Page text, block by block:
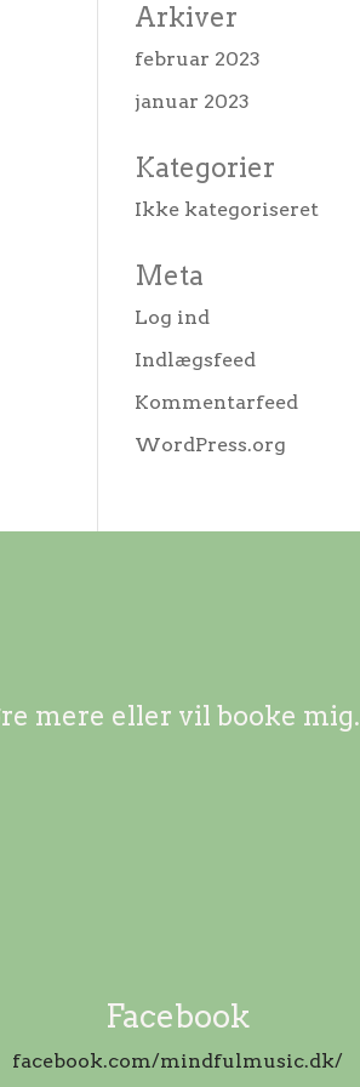
Arkiver
februar 2023
januar 2023
Kategorier
Ikke kategoriseret
Meta
Log ind
Indlægsfeed
Kommentarfeed
WordPress.org
mere eller vil booke mig.
Facebook
facebook.com/mindfulmusic.dk/